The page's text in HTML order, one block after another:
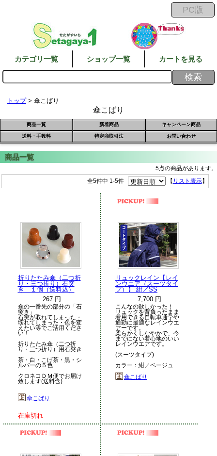
カテゴリ一覧 ショップ一覧 カートを見る
トップ> 傘こばり
傘こばり
商品一覧 新着商品 キャンペーン商品
送料・手数料 特定商取引法 お問い合わせ
5点の商品があります。
全5件中 1-5件 【 リスト表示】
折りたたみ傘（二つ折
り・三つ折り）石突
き １個（送料込）
267 円
傘の一番先の部分の「石
突き」
石突が取れてしまった・
壊れてしまった・色を変
えたい等でご活用くださ
い！
折りたたみ傘（二つ折
り・三つ折り）用石突き
茶・白・こげ茶・黒・シ
ルバーの５色
クロネコＤＭ便でお届け
致します(送料含)
傘こばり
在庫切れ
リュックレイン【レイ
ンウエア（スーツタイ
プ）】 紺／SS
7,700 円
こんなの欲しかった！
リュックを背負ったまま
着用できる自転車通学や
通勤に最適なレインウエ
アーです。
柔らかくしなやかで、今
までにない着心地のいい
レインウエアです。
(スーツタイプ)
カラー：紺／ベージュ
傘こばり